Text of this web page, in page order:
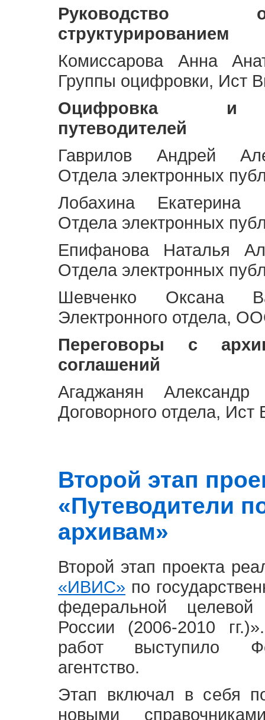
Руководство
структурированием
Комиссарова Анна
Группы оцифровки, Ист
Оцифровка и
путеводителей
Гаврилов Андрей
Отдела электронных
Лобахина Екатерина
Отдела электронных
Епифанова Наталья
Отдела электронных
Шевченко Оксана
Электронного отдела,
Переговоры с
соглашений
Агаджанян Александр
Договорного отдела,
Второй этап
«Путеводители
архивам»
Второй этап проекта
«ИВИС» по
федеральной
России (2006-2010
работ выступило
агентство.
Этап включал в себя
новыми